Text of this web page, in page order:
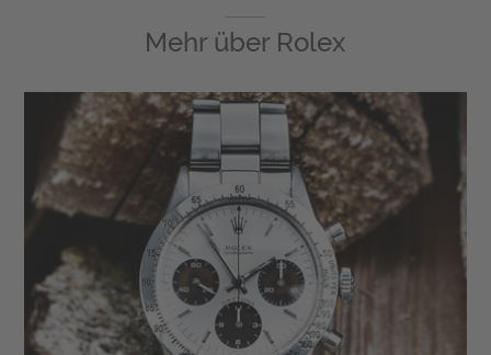
Mehr über Rolex